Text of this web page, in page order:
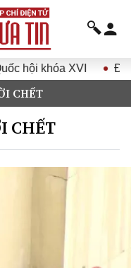
Nghị quyết Đại hội
CHẾT
CHẾT